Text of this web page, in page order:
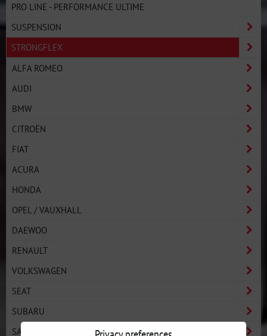
PRO LINE - PERFORMANCE ULTIME
SUSPENSION
STRONGFLEX
ALFA ROMEO
AUDI
BMW
CITROËN
FIAT
ACURA
HONDA
OPEL / VAUXHALL
DAEWOO
RENAULT
VOLKSWAGEN
SEAT
SUBARU
SAAB